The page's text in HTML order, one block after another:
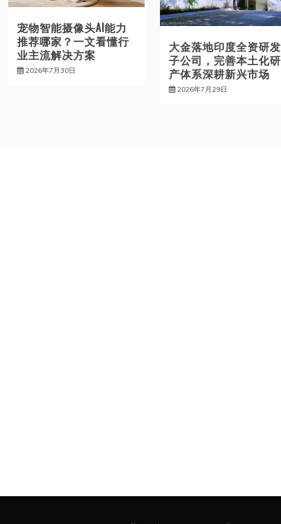
宠物智能摄像头AI能力
推荐哪家？一文看懂行
业主流解决方案
2026年7月30日
大金落地印度全资研发
子公司，完善本土化研
产体系深耕新兴市场
2026年7月29日